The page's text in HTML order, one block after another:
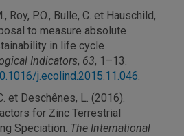
Roy, P.O., Bulle, C. et Hauschild,
to measure absolute
in life cycle
Indicators, 63, 1–13.
j.ecolind.2015.11.046.
et Deschênes, L. (2016).
for Zinc Terrestrial
Speciation. The International